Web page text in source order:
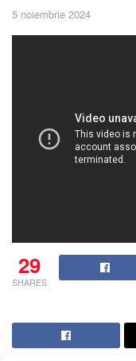
5 noiembrie 2024
29
SHARES